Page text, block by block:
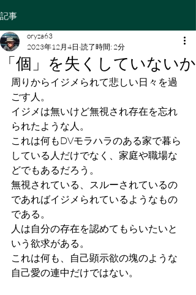
記事
「個」を失くしていないか
oryza63
2023年12月4日 読了時間: 2分
周りからイジメられて悲しい日々を過
ごす人。
イジメは無いけど無視され存在を忘れ
られたような人。
これは何もDVモラハラのある家で暮ら
している人だけでなく、家庭や職場な
どでもあるだろう。
無視されている、スルーされているの
であればイジメられているようなもの
である。
人は自分の存在を認めてもらいたいと
いう欲求がある。
これは何も、自己顕示欲の塊のような
自己愛の連中だけではない。